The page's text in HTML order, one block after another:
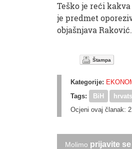
Teško je reći
je predmet
objašnjava Raković.
Štampa
Kategorije:
Tags:
BiH
Ocjeni ovaj članak:
Molimo prijavite se